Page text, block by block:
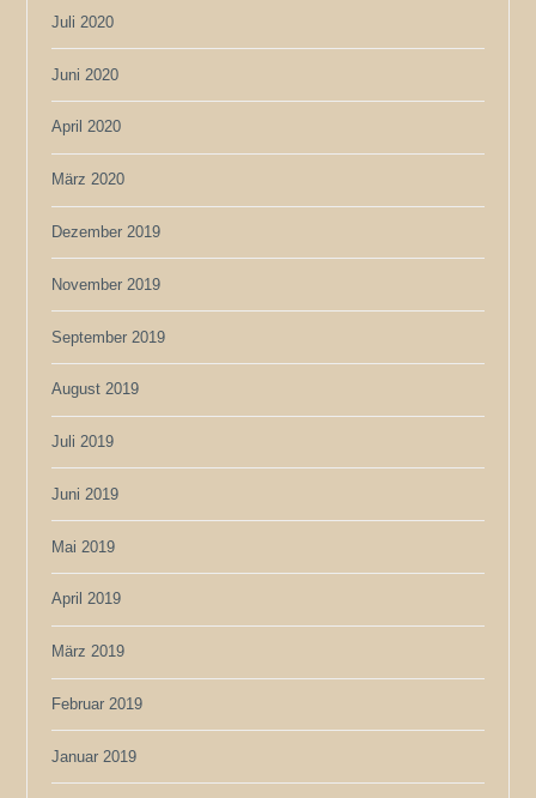
Juli 2020
Juni 2020
April 2020
März 2020
Dezember 2019
November 2019
September 2019
August 2019
Juli 2019
Juni 2019
Mai 2019
April 2019
März 2019
Februar 2019
Januar 2019